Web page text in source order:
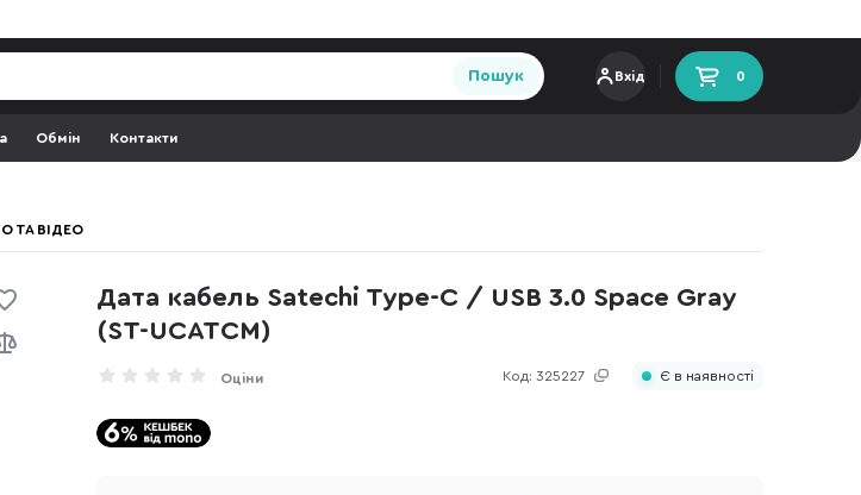
Пошук Вхід 0
Обмін Контакти
ТА ВІДЕО
Дата кабель Satechi Type-C / USB 3.0 Space Gray
(ST-UCATCM)
Код: 325227
Оціни Є в наявності